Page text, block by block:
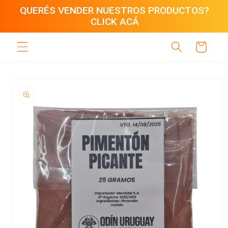
QUERÉS VENDER NUESTROS PRODUCTOS?
CLICK ACÁ
directamente
Carrito
a la
información
del producto